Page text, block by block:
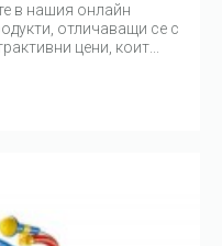
в нашия онлайн
отличаващи се с
цени, коит...